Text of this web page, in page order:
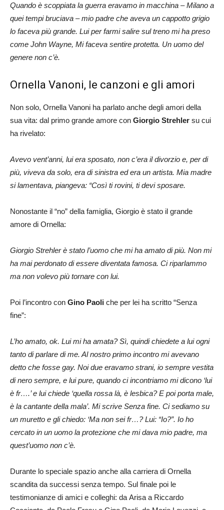
Quando è scoppiata la guerra eravamo in macchina – Milano a
quei tempi bruciava – mio padre che aveva un cappotto grigio
lo faceva più grande. Lui per farmi salire sul treno mi ha preso
come John Wayne, Mi faceva sentire protetta. Un uomo del
genere non c’è.
Ornella Vanoni, le canzoni e gli amori
Non solo, Ornella Vanoni ha parlato anche degli amori della
sua vita: dal primo grande amore con Giorgio Strehler su cui
ha rivelato:
Avevo vent’anni, lui era sposato, non c’era il divorzio e, per di
più, viveva da solo, era di sinistra ed era un artista. Mia madre
si lamentava, piangeva: “Così ti rovini, ti devi sposare.
Nonostante il “no” della famiglia, Giorgio è stato il grande
amore di Ornella:
Giorgio Strehler è stato l’uomo che mi ha amato di più. Non mi
ha mai perdonato di essere diventata famosa. Ci riparlammo
ma non volevo più tornare con lui.
Poi l’incontro con Gino Paoli che per lei ha scritto “Senza
fine”:
L’ho amato, ok. Lui mi ha amata? Sì, quindi chiedete a lui ogni
tanto di parlare di me. Al nostro primo incontro mi avevano
detto che fosse gay. Noi due eravamo strani, io sempre vestita
di nero sempre, e lui pure, quando ci incontriamo mi dicono ‘lui
è fr….’ e lui chiede ‘quella rossa là, è lesbica? E poi porta male,
è la cantante della mala’. Mi scrive Senza fine. Ci sediamo su
un muretto e gli chiedo: ‘Ma non sei fr…? Lui: “Io?”. Io ho
cercato in un uomo la protezione che mi dava mio padre, ma
quest’uomo non c’è.
Durante lo speciale spazio anche alla carriera di Ornella
scandita da successi senza tempo. Sul finale poi le
testimonianze di amici e colleghi: da Arisa a Riccardo